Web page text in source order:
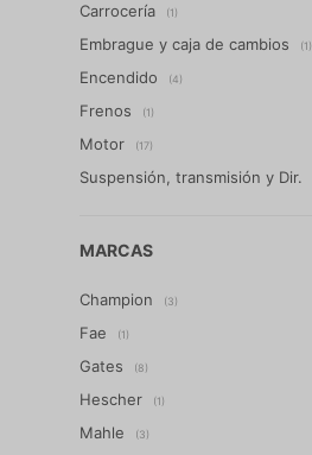
Carrocería (1)
Embrague y caja de cambios (1)
Encendido (4)
Frenos (1)
Motor (17)
Suspensión, transmisión y Dir.
MARCAS
Champion (3)
Fae (1)
Gates (8)
Hescher (1)
Mahle (3)